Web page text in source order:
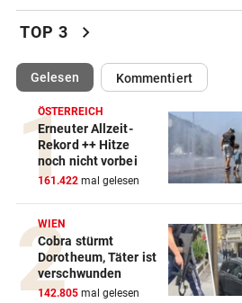
Bikini-Fotos: Jetzt schießt Ex-
Rennfahrerin zurück
KRIZ-ZWITTKOVITS
Ruck-Nachfolgerin: „Es war
eine Herrenrunde“
HOT IM BIKINI vor
Irina Shayk beeindruckt mit
krassen Bauchmuskeln
CHANCE AUF 3. TITEL vor
Schwärzler dreht Partie und
ins Finale ein
TOP 3 chevron_right
Gelesen(ausgewählt)Kommentiert
ÖSTERREICH
Erneuter Allzeit-
Rekord ++ Hitze
noch nicht vorbei
161.422 mal gelesen
WIEN
Cobra stürmt
Dorotheum, Täter ist
verschwunden
142.805 mal gelesen